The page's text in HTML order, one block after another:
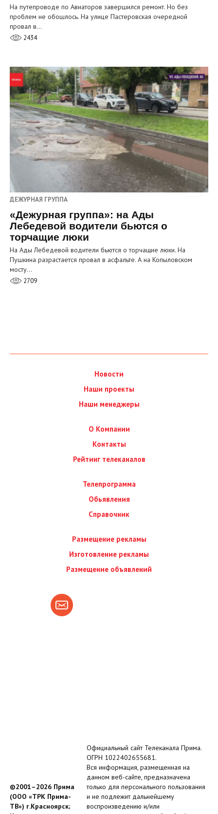
На путепроводе по Авиаторов завершился ремонт. Но без
проблем не обошлось. На улице Пастеровская очередной
провал в…
2434
ДЕЖУРНАЯ ГРУППА
«Дежурная группа»: на Ады
Лебедевой водители бьются о
торчащие люки
На Ады Лебедевой водители бьются о торчащие люки. На
Пушкина разрастается провал в асфальте. А на Копыловском
мосту…
2709
Новости
Наши проекты
Наши менеджеры
О Компании
Контакты
Рейтинг телеканалов
Телепрограмма
Обьявления
Справочник
Размещение рекламы
Изготовление рекламы
Размещение объявлений
©2001–2026 Прима
(ООО «ТРК Прима-
ТВ») г.Красноярск;
Официальный сайт Телеканала Прима.
ОГРН 1022402655681.
Вся информация, размещенная на
данном веб-сайте, предназначена
только для персонального пользования
и не подлежит дальнейшему
воспроизведению и/или